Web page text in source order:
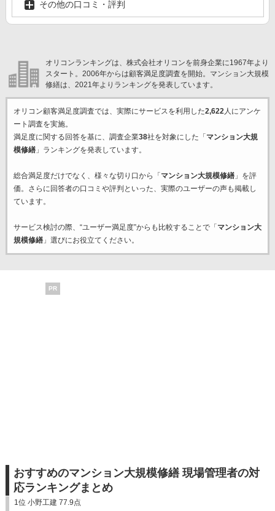
その他の口コミ・評判
オリコンランキングは、株式会社オリコンを前身企業に1967年より
スタート。2006年からは顧客満足度調査を開始。マンション大規模
修繕は、2021年よりランキングを発表しています。
オリコン顧客満足度調査では、実際にサービスを利用した2,622人にアンケ
ート調査を実施。
満足度に関する回答を基に、調査企業38社を対象にした「 マンション大規
模修繕」ランキングを発表しています。
総合満足度だけでなく、様々な切り口から「 マンション大規模修繕」を評
価。さらに回答者の口コミや評判といった、実際のユーザーの声も掲載し
ています。
サービス検討の際、“ユーザー満足度”からも比較することで「 マンション大
規模修繕」選びにお役立てください。
PR
おすすめのマンション大規模修繕 現場管理者の対
応ランキングまとめ
1位 小野工建 77.9点